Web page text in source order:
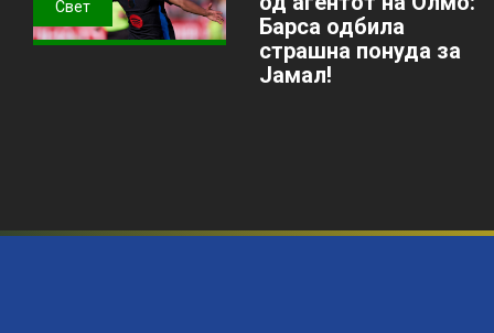
Свет
Барса одбила
страшна понуда за
Јамал!